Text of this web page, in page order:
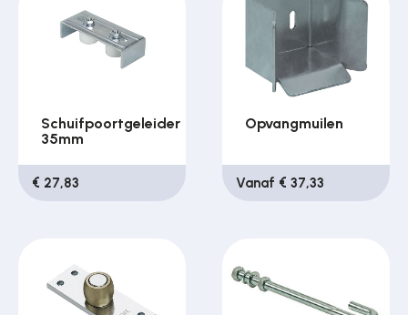
Schuifpoortgeleider
35mm
€ 27,83
Opvangmuilen
Vanaf € 37,33